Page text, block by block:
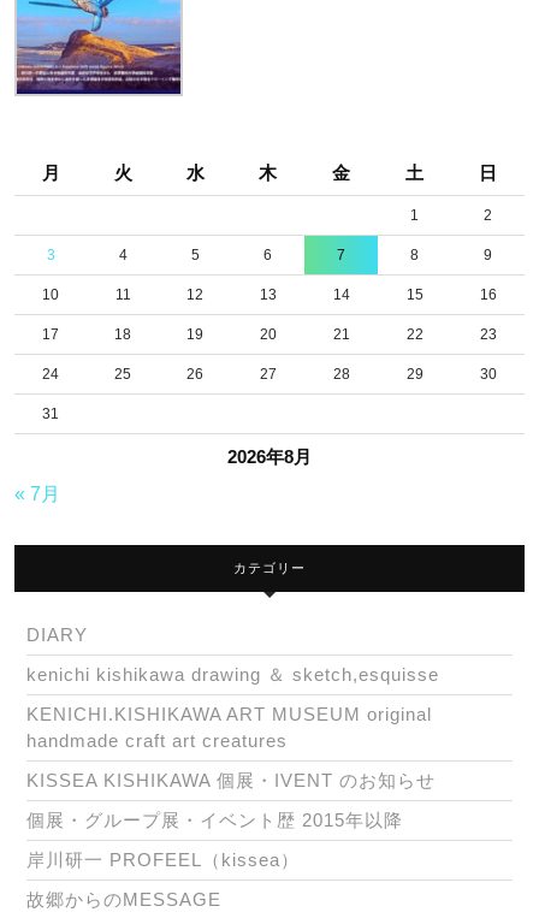
き
KISSEA
の
パ
ナ
ン
2026年8月
月 火 水 木 金 土 日
1 2
3 4 5 6 7 8 9
10 11 12 13 14 15 16
17 18 19 20 21 22 23
24 25 26 27 28 29 30
31
« 7月
カテゴリー
DIARY
kenichi kishikawa drawing ＆ sketch,esquisse
KENICHI.KISHIKAWA ART MUSEUM original
handmade craft art creatures
KISSEA KISHIKAWA 個展・IVENT のお知らせ
個展・グループ展・イベント歴 2015年以降
岸川研一 PROFEEL（kissea）
故郷からのMESSAGE